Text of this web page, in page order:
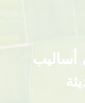
أساليب